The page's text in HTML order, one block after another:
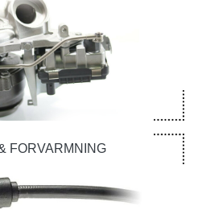
FORVARMNING